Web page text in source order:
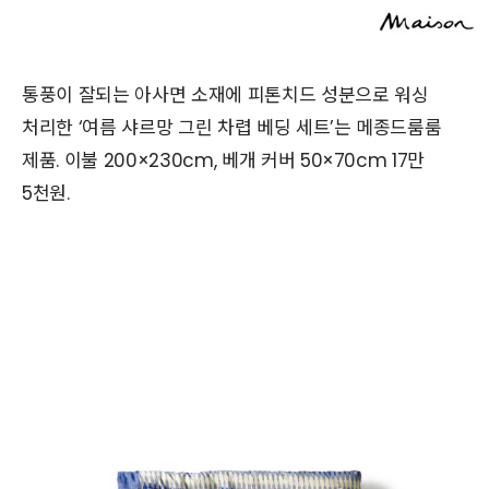
통풍이 잘되는 아사면 소재에 피톤치드 성분으로 워싱
처리한 ‘여름 샤르망 그린 차렵 베딩 세트’는 메종드룸룸
제품. 이불 200×230cm, 베개 커버 50×70cm 17만
5천원.